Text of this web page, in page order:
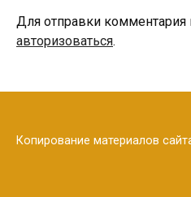
Для отправки
авторизоваться.
Копирование материалов